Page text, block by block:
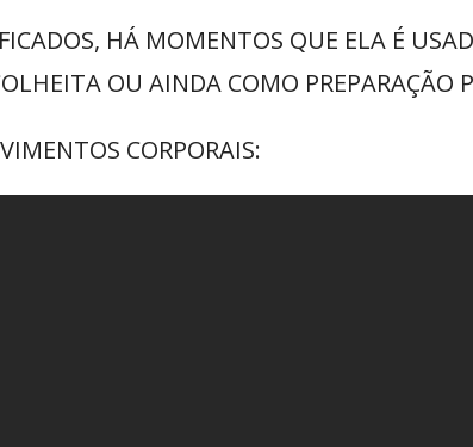
HÁ MOMENTOS QUE ELA É
OU AINDA COMO PREPARAÇÃO
CORPORAIS: